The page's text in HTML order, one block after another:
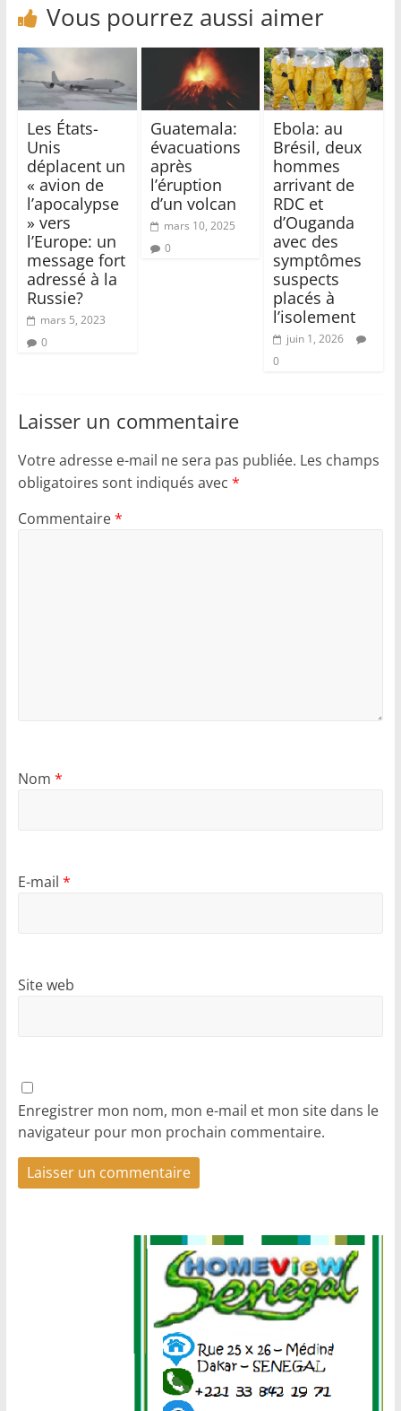
Vous pourrez aussi aimer
Les États-
Unis
déplacent un
« avion de
l’apocalypse
» vers
l’Europe: un
message fort
adressé à la
Russie?
mars 5, 2023
0
Guatemala:
évacuations
après
l’éruption
d’un volcan
mars 10, 2025
0
Ebola: au
Brésil, deux
hommes
arrivant de
RDC et
d’Ouganda
avec des
symptômes
suspects
placés à
l’isolement
juin 1, 2026
0
Laisser un commentaire
Votre adresse e-mail ne sera pas publiée. Les champs
obligatoires sont indiqués avec *
Commentaire*
Nom *
E-mail *
Site web
Enregistrer mon nom, mon e-mail et mon site dans le
navigateur pour mon prochain commentaire.